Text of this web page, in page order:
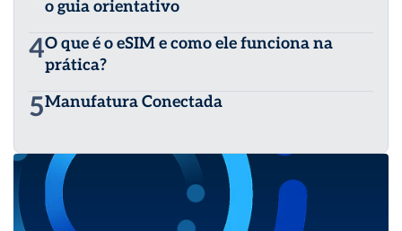
o guia orientativo
4O que é o eSIM e como ele funciona na
prática?
5Manufatura Conectada